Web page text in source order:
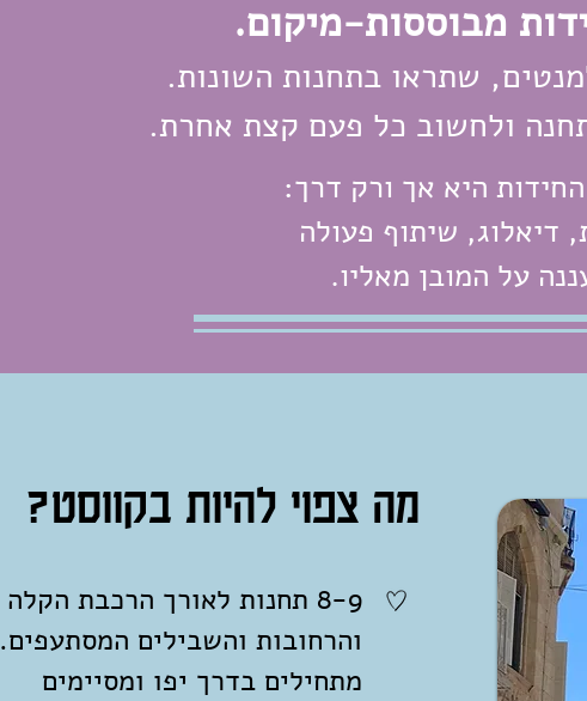
מבוססות-מיקום.
שתראו בתחנות השונות.
ולחשוב כל פעם קצת אחרת.
היא אך ורק דרך:
דיאלוג, שיתוף פעולה
על המובן מאליו.
מה צפוי להיות בקווסט?
8-9 תחנות לאורך הרכבת הקלה
והרחובות והשבילים המסתעפים.
מתחילים בדרך יפו ומסיימים